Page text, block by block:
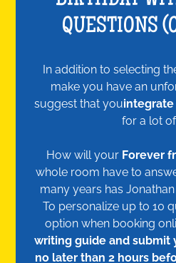
QUESTIONS
In addition to selecting
make you have an
suggest that you
for a lot
How will your Forever
whole room have to
many years has
To personalize up to 10
option when booking
writing guide and submit
no later than 2 hours